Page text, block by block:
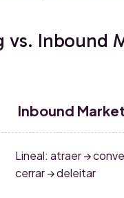
vs. Inbound
Inbound
Lineal: atraer →
cerrar → deleitar